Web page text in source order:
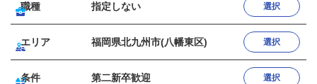
職種 指定しない 選択
エリア 福岡県北九州市(八幡東区) 選択
条件 第二新卒歓迎 選択